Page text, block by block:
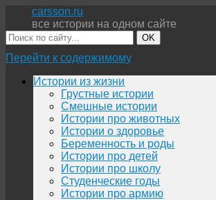
carsson.ru
все истории на одном сайте
OK
Перейти к содержимому
Истории из жизни
Грустные истории
Смешные истории
Истории про животных
Истории о здоровье
Беременность и роды
Истории про детей
Истории про школу
Студенческие годы
Истории про армию